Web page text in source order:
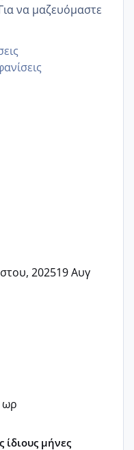
202519 Αυγ
ωρ
ίδιους μήνες